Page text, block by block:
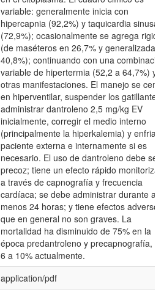
variable: generalmente inicia con
hipercapnia (92,2%) y taquicardia sinusal
(72,9%); ocasionalmente se agrega
(de maséteros en 26,7% y generalizada
40,8%); continuando con una
variable de hipertermia (52,2 a 64,7%) y
otras manifestaciones. El manejo se
en hiperventilar, suspender los gatillantes,
administrar dantroleno 2,5 mg/kg EV
inicialmente, corregir el medio interno
(principalmente la hiperkalemia) y enfriar
paciente externa e internamente si es
necesario. El uso de dantroleno debe ser
precoz; tiene un efecto rápido
a través de capnografía y frecuencia
cardíaca; se debe administrar durante al
menos 24 horas; y tiene efectos adversos
que en general no son graves. La
mortalidad ha disminuido de 75% en la
época predantroleno y precapnografía, a
6 a 10% actualmente.
application/pdf